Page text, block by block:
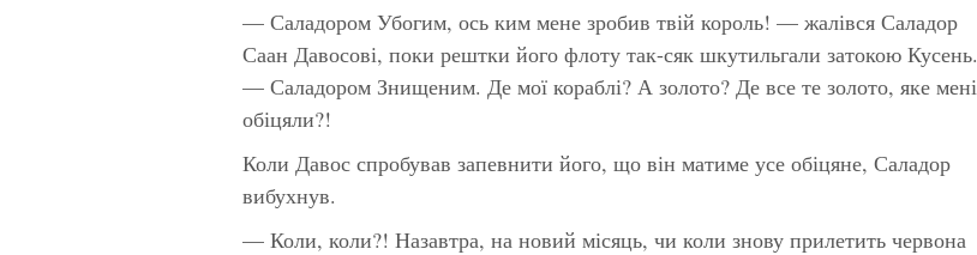
— Саладором Убогим, ось ким мене зробив твій король! — жалівся Саладор
Саан Давосові, поки рештки його флоту так-сяк шкутильгали затокою Кусень.
— Саладором Знищеним. Де мої кораблі? А золото? Де все те золото, яке мені
обіцяли?!
Коли Давос спробував запевнити його, що він матиме усе обіцяне, Саладор
вибухнув.
— Коли, коли?! Назавтра, на новий місяць, чи коли знову прилетить червона